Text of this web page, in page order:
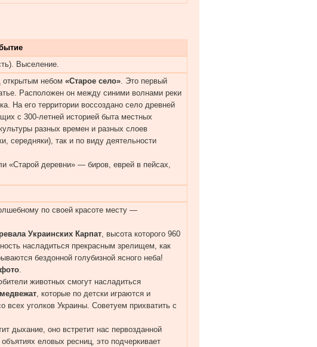
Выселение.
небом «Старое село». Это первый
Расположен он между синими волнами реки
На его территории воссоздано село древней
с 300-летней историей быта местных
разных времен и разных слоев
середняки), так и по виду деятельности
«Старой деревни» — биров, еврей в пейсах,
по своей красоте месту —
Украинских Карпат, высота которого 960
насладиться прекрасным зрелищем, как
бездонной голубизной ясного неба!
.
животных смогут насладиться
, которые по детски играются и
всех уголков Украины. Советуем прихватить с
дыхание, оно встретит нас первозданной
еловых ресниц, это подчеркивает